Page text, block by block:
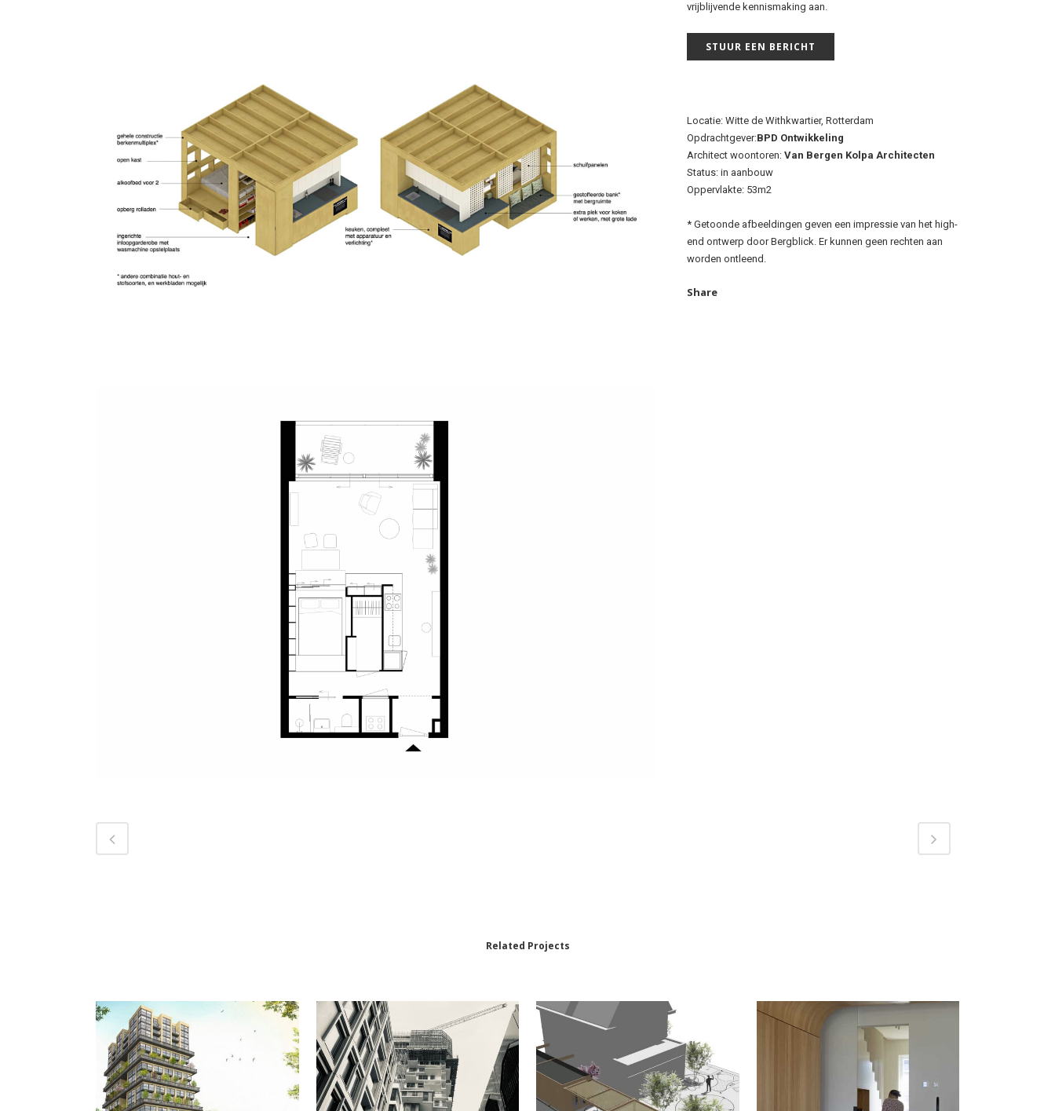
vrijblijvende kennismaking aan.
STUUR EEN BERICHT
Locatie: Witte de Withkwartier, Rotterdam
Opdrachtgever:BPD Ontwikkeling
Architect woontoren:Van Bergen Kolpa Architecten
Status:in aanbouw
Oppervlakte: 53m2
* Getoonde afbeeldingen geven een impressie van het high-
end ontwerp door Bergblick. Er kunnen geen rechten aan
worden ontleend.
Share
Related Projects
BEKIJK BEKIJK BEKIJK